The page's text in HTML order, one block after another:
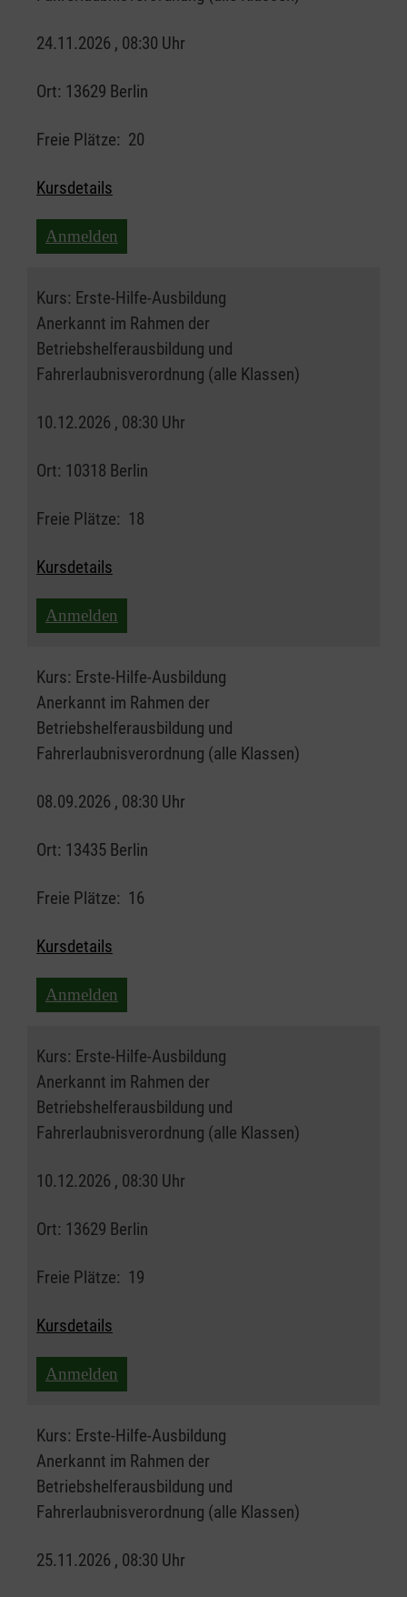
24.11.2026 , 08:30 Uhr
Ort: 13629 Berlin
Freie Plätze: 20
Kursdetails
Anmelden
Kurs: Erste-Hilfe-Ausbildung
Anerkannt im Rahmen der
Betriebshelferausbildung und
Fahrerlaubnisverordnung (alle Klassen)
10.12.2026 , 08:30 Uhr
Ort: 10318 Berlin
Freie Plätze: 18
Kursdetails
Anmelden
Kurs: Erste-Hilfe-Ausbildung
Anerkannt im Rahmen der
Betriebshelferausbildung und
Fahrerlaubnisverordnung (alle Klassen)
08.09.2026 , 08:30 Uhr
Ort: 13435 Berlin
Freie Plätze: 16
Kursdetails
Anmelden
Kurs: Erste-Hilfe-Ausbildung
Anerkannt im Rahmen der
Betriebshelferausbildung und
Fahrerlaubnisverordnung (alle Klassen)
10.12.2026 , 08:30 Uhr
Ort: 13629 Berlin
Freie Plätze: 19
Kursdetails
Anmelden
Kurs: Erste-Hilfe-Ausbildung
Anerkannt im Rahmen der
Betriebshelferausbildung und
Fahrerlaubnisverordnung (alle Klassen)
25.11.2026 , 08:30 Uhr